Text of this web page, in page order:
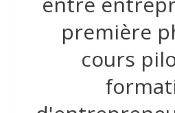
première
cours